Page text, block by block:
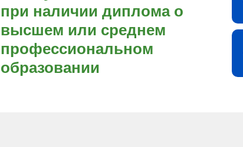
при наличии диплома о
высшем или среднем
профессиональном
образовании